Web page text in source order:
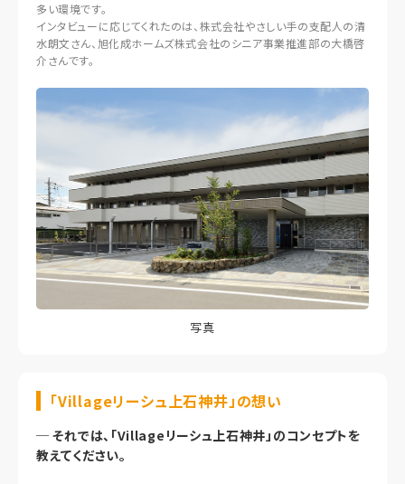
多い環境です。
インタビューに応じてくれたのは、株式会社やさしい手の支配人の清
水朗文さん、旭化成ホームズ株式会社のシニア事業推進部の大橋啓
介さんです。
写真
「Villageリーシュ上石神井」の想い
─それでは、「Villageリーシュ上石神井」のコンセプトを
教えてください。